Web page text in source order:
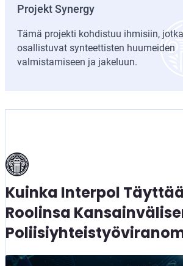
Projekt Synergy
Tämä projekti kohdistuu ihmisiin, jotka
osallistuvat synteettisten huumeiden
valmistamiseen ja jakeluun.
Kuinka Interpol
Roolinsa